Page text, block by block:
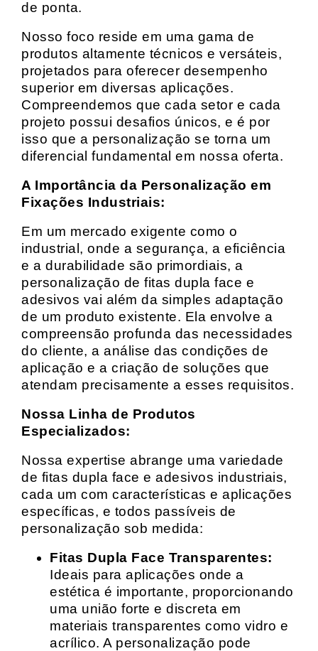
de ponta.
Nosso foco reside em uma gama de
produtos altamente técnicos e versáteis,
projetados para oferecer desempenho
superior em diversas aplicações.
Compreendemos que cada setor e cada
projeto possui desafios únicos, e é por
isso que a personalização se torna um
diferencial fundamental em nossa oferta.
A Importância da Personalização em
Fixações Industriais:
Em um mercado exigente como o
industrial, onde a segurança, a eficiência
e a durabilidade são primordiais, a
personalização de fitas dupla face e
adesivos vai além da simples adaptação
de um produto existente. Ela envolve a
compreensão profunda das necessidades
do cliente, a análise das condições de
aplicação e a criação de soluções que
atendam precisamente a esses requisitos.
Nossa Linha de Produtos
Especializados:
Nossa expertise abrange uma variedade
de fitas dupla face e adesivos industriais,
cada um com características e aplicações
específicas, e todos passíveis de
personalização sob medida:
Fitas Dupla Face Transparentes:
Ideais para aplicações onde a
estética é importante, proporcionando
uma união forte e discreta em
materiais transparentes como vidro e
acrílico. A personalização pode